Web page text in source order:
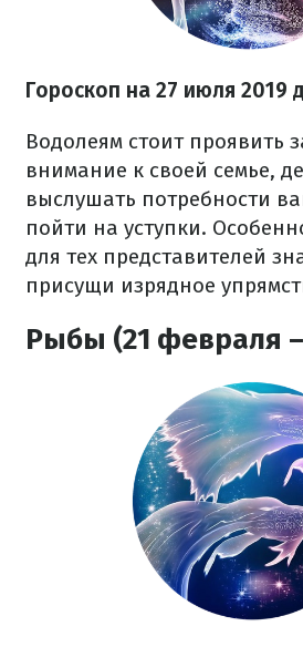
Гороскоп на 27 июля 2019
Водолеям стоит проявить
внимание к своей семье,
выслушать потребности
пойти на уступки.
для тех представителей
присущи изрядное
Рыбы (21 февраля